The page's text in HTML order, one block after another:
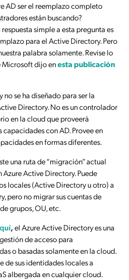
AD ser el reemplazo completo
están buscando?
simple a esta pregunta es
para el Active Directory. Pero
palabra solamente. Revise lo
Microsoft dijo enesta publicación
se ha diseñado para ser la
Directory. No es un controlador
en la cloud que proveerá
con AD. Provee en
en formas diferentes.
una ruta de “migración” actual
Active Directory. Puede
locales (Active Directory u otro) a
pero no migrar sus cuentas de
grupos, OU, etc.
,el Azure Active Directory es una
de acceso para
o basadas solamente en la cloud.
de sus identidades locales a
albergada en cualquier cloud.